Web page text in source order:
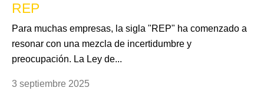
REP
Para muchas empresas, la sigla "REP" ha comenzado a
resonar con una mezcla de incertidumbre y
preocupación. La Ley de...
3 septiembre 2025